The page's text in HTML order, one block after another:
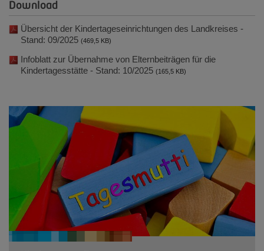
Download
Übersicht der Kindertageseinrichtungen des Landkreises -
Stand: 09/2025 (469,5 KB)
Infoblatt zur Übernahme von Elternbeiträgen für die
Kindertagesstätte - Stand: 10/2025 (165,5 KB)